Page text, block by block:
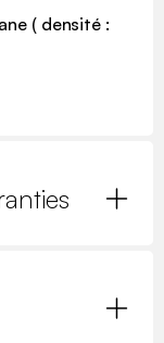
( densité :